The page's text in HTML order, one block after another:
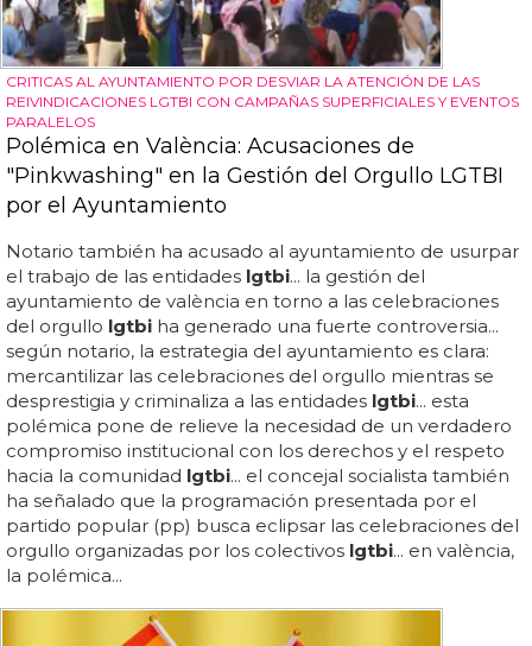
CRITICAS AL AYUNTAMIENTO POR DESVIAR LA ATENCIÓN DE LAS
REIVINDICACIONES LGTBI CON CAMPAÑAS SUPERFICIALES Y EVENTOS
PARALELOS
Polémica en València: Acusaciones de
"Pinkwashing" en la Gestión del Orgullo LGTBI
por el Ayuntamiento
Notario también ha acusado al ayuntamiento de usurpar
el trabajo de las entidades lgtbi... la gestión del
ayuntamiento de valència en torno a las celebraciones
del orgullo lgtbi ha generado una fuerte controversia...
según notario, la estrategia del ayuntamiento es clara:
mercantilizar las celebraciones del orgullo mientras se
desprestigia y criminaliza a las entidades lgtbi... esta
polémica pone de relieve la necesidad de un verdadero
compromiso institucional con los derechos y el respeto
hacia la comunidad lgtbi... el concejal socialista también
ha señalado que la programación presentada por el
partido popular (pp) busca eclipsar las celebraciones del
orgullo organizadas por los colectivos lgtbi... en valència,
la polémica...